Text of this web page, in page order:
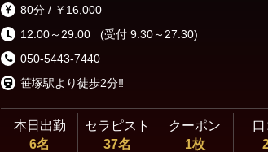
80分 / ￥16,000
12:00～29:00
(受付 9:30～27:30)
050-5443-7440
笹塚駅より徒歩2分‼
本日出勤
6名
セラピスト
37名
クーポン
1枚
口